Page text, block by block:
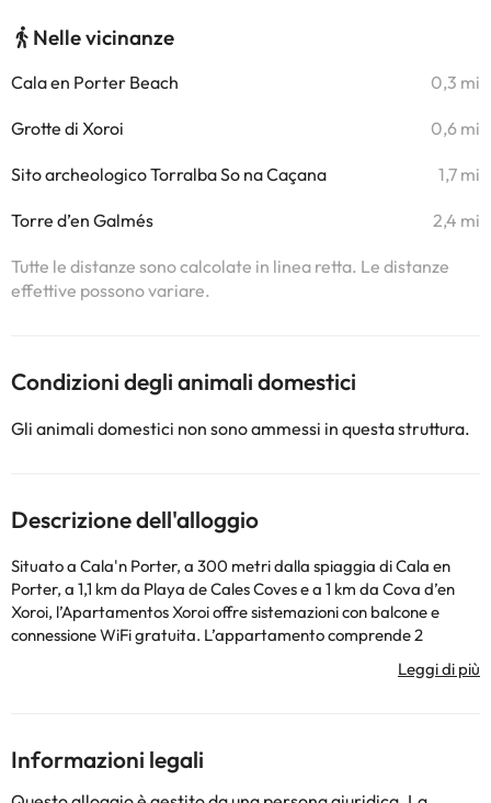
Nelle vicinanze
Cala en Porter Beach 0,3 mi
Grotte di Xoroi 0,6 mi
Sito archeologico Torralba So na Caçana 1,7 mi
Torre d’en Galmés 2,4 mi
Tutte le distanze sono calcolate in linea retta. Le distanze
effettive possono variare.
Condizioni degli animali domestici
Gli animali domestici non sono ammessi in questa struttura.
Descrizione dell'alloggio
Situato a Cala'n Porter, a 300 metri dalla spiaggia di Cala en
Porter, a 1,1 km da Playa de Cales Coves e a 1 km da Cova d’en
Xoroi, l’Apartamentos Xoroi offre sistemazioni con balcone e
connessione WiFi gratuita. L’appartamento comprende 2
camere da letto, 1 bagno, lenzuola, asciugamani, TV via cavo a
schermo piatto, zona pranzo, cucina interamente attrezzata e
avrete modo di praticare escursioni a piedi e in bicicletta. La
struttura dista 12 km dall’Aeroporto di Minorca, lo scalo più vicino.
La struttura non è disponibile per feste di addio al
Informazioni legali